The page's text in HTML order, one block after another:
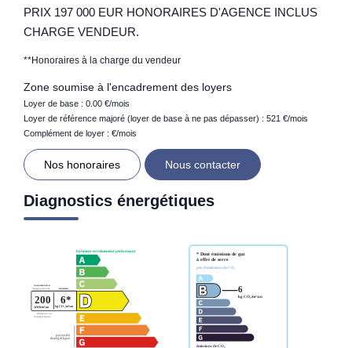
PRIX 197 000 EUR HONORAIRES D'AGENCE INCLUS
CHARGE VENDEUR.
**Honoraires à la charge du vendeur
Zone soumise à l'encadrement des loyers
Loyer de base : 0.00 €/mois
Loyer de référence majoré (loyer de base à ne pas dépasser) : 521 €/mois
Complément de loyer : €/mois
Nos honoraires Nous contacter
Diagnostics énergétiques